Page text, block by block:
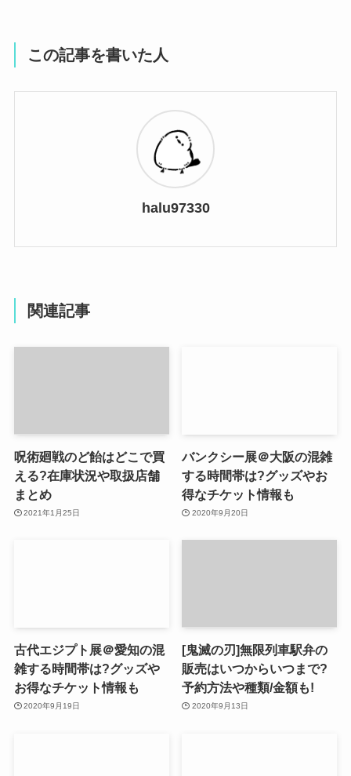
この記事を書いた人
halu97330
関連記事
呪術廻戦のど飴はどこで買
える?在庫状況や取扱店舗
まとめ
2021年1月25日
バンクシー展＠大阪の混雑
する時間帯は?グッズやお
得なチケット情報も
2020年9月20日
古代エジプト展＠愛知の混
雑する時間帯は?グッズや
お得なチケット情報も
2020年9月19日
[鬼滅の刃]無限列車駅弁の
販売はいつからいつまで?
予約方法や種類/金額も!
2020年9月13日